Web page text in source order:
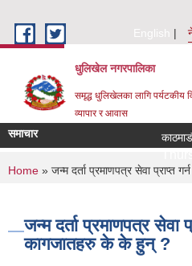
English
धुलिखेल नगरपालिका
समृद्ध धुलिखेलका लागि पर्यटकीय
व्यापार र आवास
समाचार
You are here
Home » जन्म दर्ता प्रमाणपत्र सेवा प्राप्त
जन्म दर्ता प्रमाणपत्र सेवा
कागजातहरु के के हुन् ?